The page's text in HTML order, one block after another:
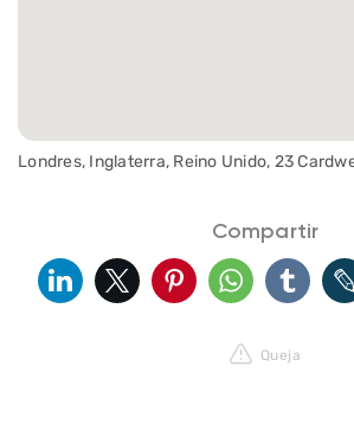
Londres, Inglaterra, Reino Unido, 23
Compartir
Queja